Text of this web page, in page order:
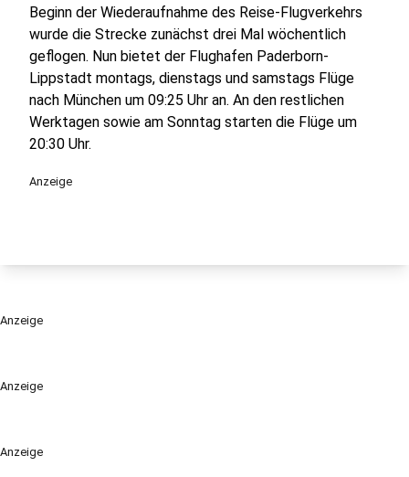
Anzeige
Anzeige
Beginn der Wiederaufnahme des Reise-Flugverkehrs
wurde die Strecke zunächst drei Mal wöchentlich
geflogen. Nun bietet der Flughafen Paderborn-
Lippstadt montags, dienstags und samstags Flüge
nach München um 09:25 Uhr an. An den restlichen
Werktagen sowie am Sonntag starten die Flüge um
20:30 Uhr.
Anzeige
Anzeige